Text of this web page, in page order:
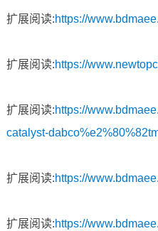
扩展阅读:https://
扩展阅读:https://
扩展阅读:https://
catalyst-
扩展阅读:https://
扩展阅读:https://